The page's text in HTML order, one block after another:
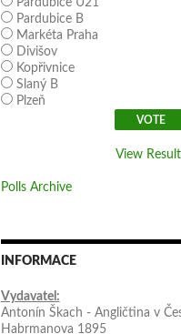
Pardubice U21
Pardubice B
Markéta Praha
Divišov
Kopřivnice
Slaný B
Plzeň
View
Polls Archive
INFORMACE
Vydavatel:
Antonín Škach - Angličtina v
Habrmanova 1895